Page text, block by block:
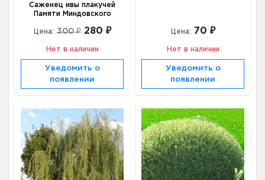
Саженец ивы плакучей
Памяти Миндовского
Цена: 300 ₽ 280 ₽
Нет в наличии
Уведомить о
появлении
Цена: 70 ₽
Нет в наличии
Уведомить о
появлении